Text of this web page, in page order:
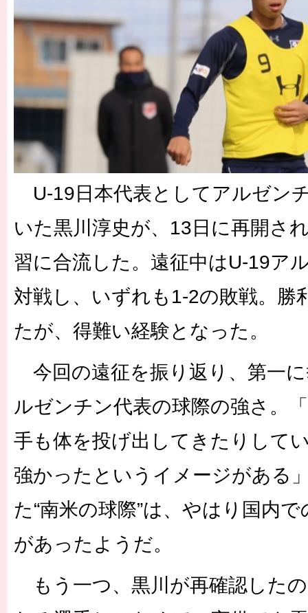
U-19日本代表としてアルゼン
いた黒川淳史が、13日に再開さ
習に合流した。遠征中はU-19ア
対戦し、いずれも1-2の敗戦。勝
たが、得難い経験となった。
今回の遠征を振り返り、第一
ルゼンチン代表の球際の強さ。
手も体を投げ出してきたりして
強かったというイメージがある
た“南米の球際”は、やはり国内
があったようだ。
もう一つ、黒川が再確認した